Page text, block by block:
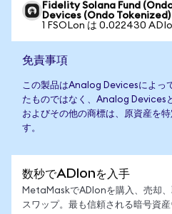
Fidelity Solana Fund
Devices (Ondo Tokenized)
1 FSOLon は 0.022430
免責事項
この製品はAnalog Devicesによっ
たものではなく、Analog Devices
およびその他の商標は、原資産を
す。
数秒でADIonを入手
MetaMaskでADIonを購入、売却、
スワップ。最も信頼される暗号資産